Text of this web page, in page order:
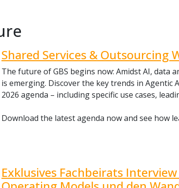
Shared Services & Outsourcing
The future of GBS begins now: Amidst AI, data
is emerging. Discover the key trends in Agentic
2026 agenda – including specific use cases,
Download the latest agenda now and see how
Exklusives Fachbeirats